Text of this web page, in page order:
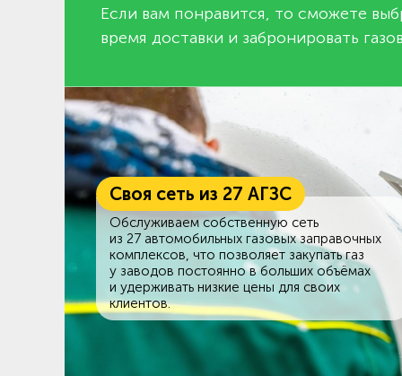
Если вам понравится, то сможете
время доставки и забронировать
Своя сеть из 27 АГЗС
Обслуживаем собственную сеть
из 27 автомобильных газовых заправочных
комплексов, что позволяет закупать газ
у заводов постоянно в больших объёмах
и удерживать низкие цены для своих
клиентов.